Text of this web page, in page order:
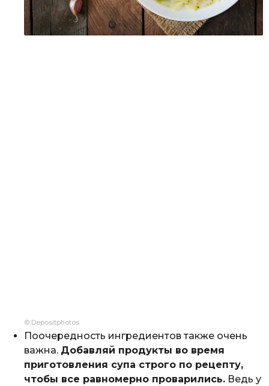
© Depositphotos
Поочередность ингредиентов также очень
важна. Добавляй продукты во время
приготовления супа строго по рецепту,
чтобы все равномерно проварились. Ведь у